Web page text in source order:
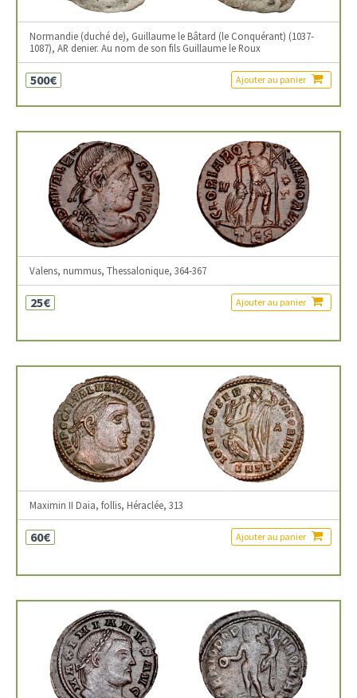
Normandie (duché de), Guillaume le Bâtard (le Conquérant) (1037-
1087), AR denier. Au nom de son fils Guillaume le Roux
500€ Ajouter au panier
Valens, nummus, Thessalonique, 364-367
25€ Ajouter au panier
Maximin II Daia, follis, Héraclée, 313
60€ Ajouter au panier